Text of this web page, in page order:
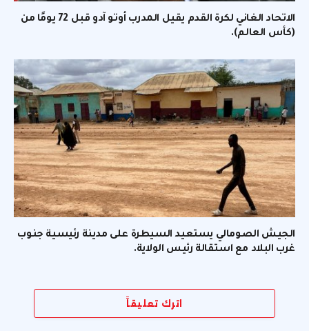
الاتحاد الغاني لكرة القدم يقيل المدرب أوتو آدو قبل 72 يومًا من
(كأس العالم).
الجيش الصومالي يستعيد السيطرة على مدينة رئيسية جنوب
غرب البلاد مع استقالة رئيس الولاية.
اترك تعليقاً